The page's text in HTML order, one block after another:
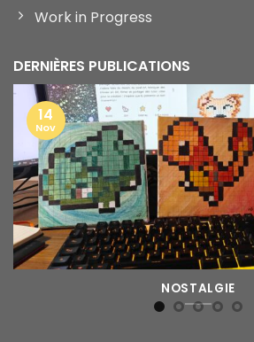
Work in Progress
DERNIÈRES PUBLICATIONS
NOSTALGIE
14
Nov